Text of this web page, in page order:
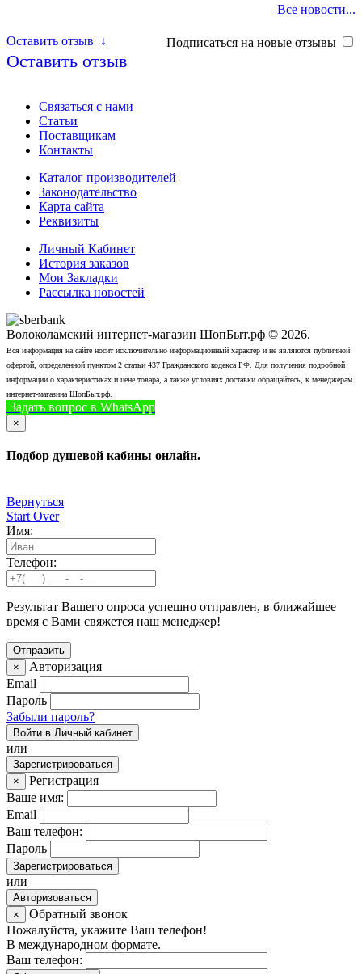
Все новости...
Подписаться на новые отзывы
Оставить отзыв ↓
Оставить отзыв
Связаться с нами
Статьи
Поставщикам
Контакты
Каталог производителей
Законодательство
Карта сайта
Реквизиты
Личный Кабинет
История заказов
Мои Закладки
Рассылка новостей
Волоколамский интернет-магазин ШопБыт.рф © 2026.
Вся информация на сайте носит исключительно информационный характер и не являются публичной
офертой, определенной пунктом 2 статьи 437 Гражданского кодекса РФ. Для получения подробной
информации о характеристиках и цене товара, а также условиях доставки обращайтесь, к менеджерам
интернет-магазина ШопБыт.рф.
Задать вопрос в WhatsApp
×
Подбор душевой кабины онлайн.
Вернуться
Start Over
Имя:
Телефон:
Результат Вашего опроса успешно отправлен, в ближайшее
время с Вами свяжется наш менеджер!
×
Авторизация
Email
Пароль
Забыли пароль?
Войти в Личный кабинет
или
Зарегистрироваться
×
Регистрация
Ваше имя:
Email
Ваш телефон:
Пароль
Зарегистрироваться
или
Авторизоваться
×
Обратный звонок
Пожалуйста, укажите Ваш телефон!
В международном формате.
Ваш телефон: